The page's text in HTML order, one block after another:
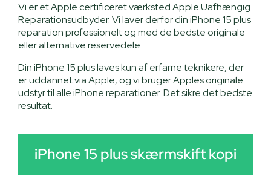
Vi er et Apple certificeret værksted Apple Uafhængig
Reparationsudbyder. Vi laver derfor din iPhone 15 plus
reparation professionelt og med de bedste originale
eller alternative reservedele.
Din iPhone 15 plus laves kun af erfarne teknikere, der
er uddannet via Apple, og vi bruger Apples originale
udstyr til alle iPhone reparationer. Det sikre det bedste
resultat.
iPhone 15 plus skærmskift kopi